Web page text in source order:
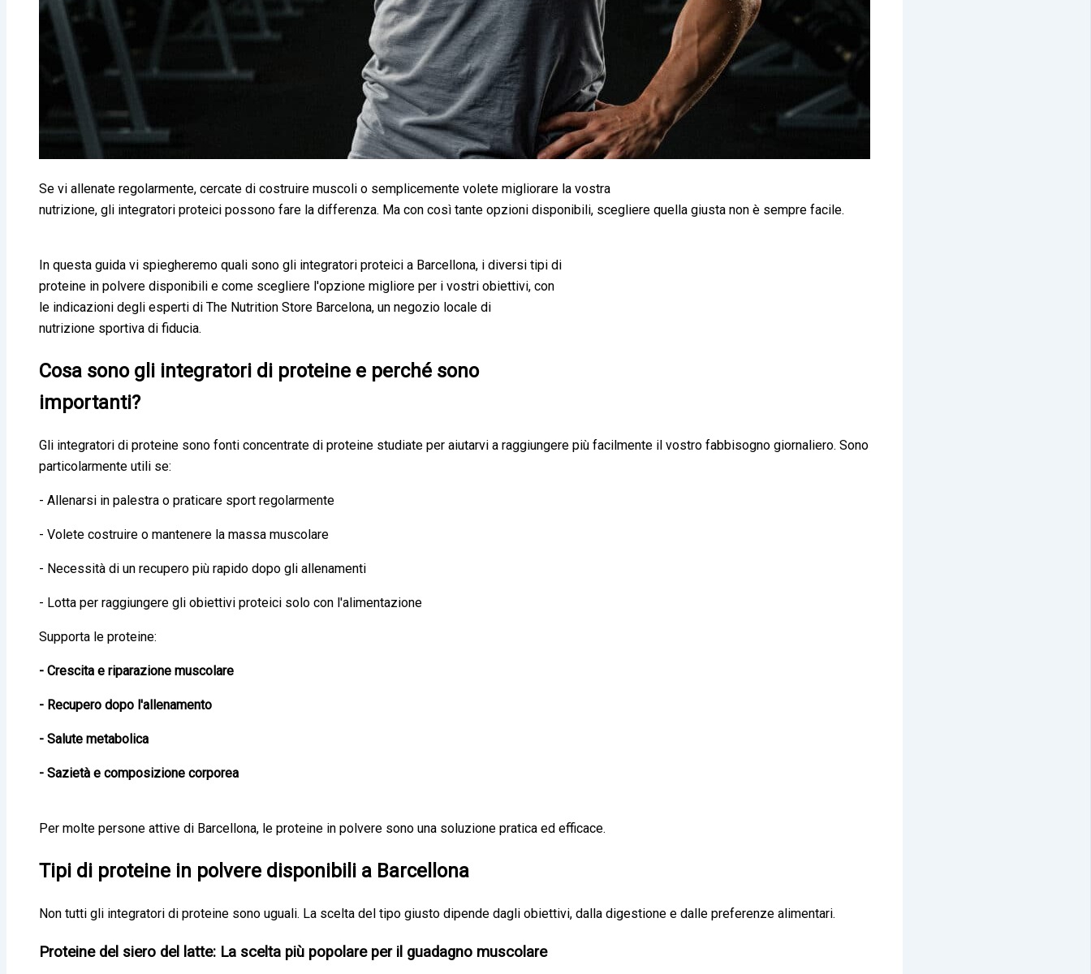
Se vi allenate regolarmente, cercate di costruire muscoli o semplicemente volete migliorare la vostra
nutrizione, gli integratori proteici possono fare la differenza. Ma con così tante opzioni disponibili, scegliere quella giusta non è sempre facile.
In questa guida vi spiegheremo quali sono gli integratori proteici a Barcellona, i diversi tipi di
proteine in polvere disponibili e come scegliere l'opzione migliore per i vostri obiettivi, con
le indicazioni degli esperti di The Nutrition Store Barcelona, un negozio locale di
nutrizione sportiva di fiducia.
Cosa sono gli integratori di proteine e perché sono
importanti?
Gli integratori di proteine sono fonti concentrate di proteine studiate per aiutarvi a raggiungere più facilmente il vostro fabbisogno giornaliero. Sono
particolarmente utili se:
- Allenarsi in palestra o praticare sport regolarmente
- Volete costruire o mantenere la massa muscolare
- Necessità di un recupero più rapido dopo gli allenamenti
- Lotta per raggiungere gli obiettivi proteici solo con l'alimentazione
Supporta le proteine:
- Crescita e riparazione muscolare
- Recupero dopo l'allenamento
- Salute metabolica
- Sazietà e composizione corporea
Per molte persone attive di Barcellona, le proteine in polvere sono una soluzione pratica ed efficace.
Tipi di proteine in polvere disponibili a Barcellona
Non tutti gli integratori di proteine sono uguali. La scelta del tipo giusto dipende dagli obiettivi, dalla digestione e dalle preferenze alimentari.
Proteine del siero del latte: La scelta più popolare per il guadagno muscolare